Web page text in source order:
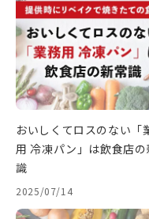
おいしくてロスのない「
用 冷凍パン」は飲食店の
識
2025/07/14